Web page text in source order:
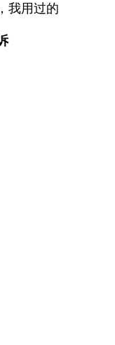
我用过的